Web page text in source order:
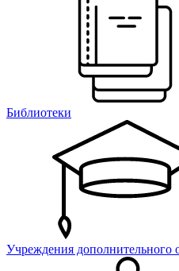
Библиотеки
Учреждения дополнительного